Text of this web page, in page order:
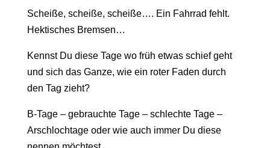
Scheiße, scheiße, scheiße…. Ein Fahrrad fehlt.
Hektisches Bremsen…
Kennst Du diese Tage wo früh etwas schief geht
und sich das Ganze, wie ein roter Faden durch
den Tag zieht?
B-Tage – gebrauchte Tage – schlechte Tage –
Arschlochtage oder wie auch immer Du diese